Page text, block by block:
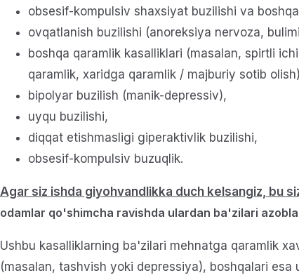
obsesif-kompulsiv shaxsiyat buzilishi va
ovqatlanish buzilishi (anoreksiya nervoza,
boshqa qaramlik kasalliklari (masalan, spirtli
qaramlik, xaridga qaramlik / majburiy sotib
bipolyar buzilish (manik-depressiv),
uyqu buzilishi,
diqqat etishmasligi giperaktivlik buzilishi,
obsesif-kompulsiv buzuqlik.
Agar siz ishda giyohvandlikka duch kelsangiz, bu
odamlar qo'shimcha ravishda ulardan ba'zilari
Ushbu kasalliklarning ba'zilari mehnatga qaramlik
(masalan, tashvish yoki depressiya), boshqalari